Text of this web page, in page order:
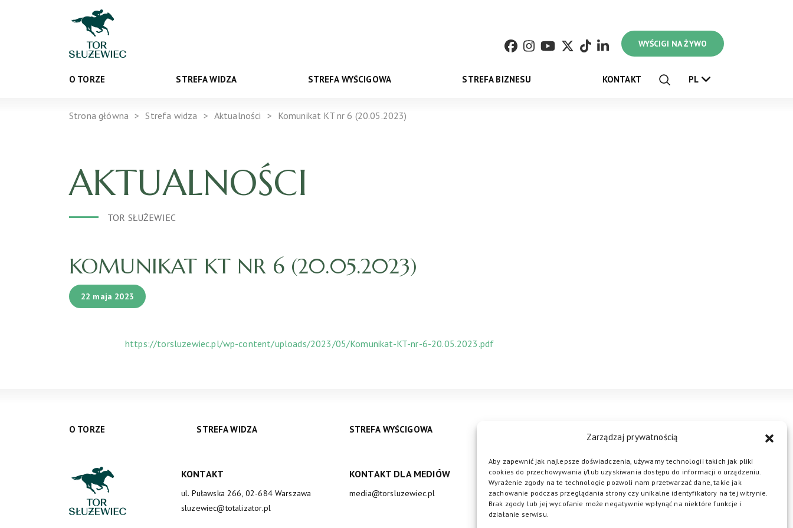
Zarządzaj prywatnością
Aby zapewnić jak najlepsze doświadczenia, używamy technologii takich jak pliki
cookies do przechowywania i/lub uzyskiwania dostępu do informacji o urządzeniu.
Wyrażenie zgody na te technologie pozwoli nam przetwarzać dane, takie jak
zachowanie podczas przeglądania strony czy unikalne identyfikatory na tej witrynie.
Brak zgody lub jej wycofanie może negatywnie wpłynąć na niektóre funkcje i
działanie serwisu.
WYŚCIGI NA ŻYWO
O TORZE STREFA WIDZA STREFA WYŚCIGOWA STREFA BIZNESU KONTAKT PL
Strona główna Strefa widza Aktualności Komunikat KT nr 6 (20.05.2023)
AKTUALNOŚCI
TOR SŁUŻEWIEC
KOMUNIKAT KT NR 6 (20.05.2023)
22 maja 2023
https://torsluzewiec.pl/wp-content/uploads/2023/05/Komunikat-KT-nr-6-20.05.2023.pdf
O TORZE STREFA WIDZA STREFA WYŚCIGOWA
KONTAKT
ul. Puławska 266, 02-684 Warszawa
sluzewiec@totalizator.pl
KONTAKT DLA MEDIÓW
media@torsluzewiec.pl
DOŁĄCZ DO NAS